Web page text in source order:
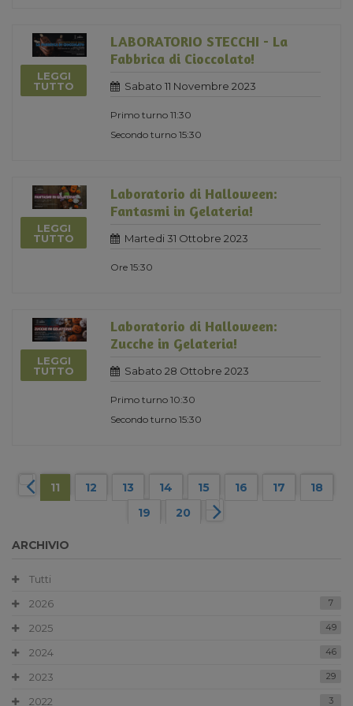
LEGGI
TUTTO
LABORATORIO STECCHI - La
Fabbrica di Cioccolato!
Sabato 11 Novembre 2023
Primo turno 11:30
Secondo turno 15:30
LEGGI
TUTTO
Laboratorio di Halloween:
Fantasmi in Gelateria!
Martedi 31 Ottobre 2023
Ore 15:30
LEGGI
TUTTO
Laboratorio di Halloween:
Zucche in Gelateria!
Sabato 28 Ottobre 2023
Primo turno 10:30
Secondo turno 15:30
11 12 13 14 15 16 17
18
19
20
ARCHIVIO
Tutti
2026
7
2025 49
2024 46
2023 29
2022 3